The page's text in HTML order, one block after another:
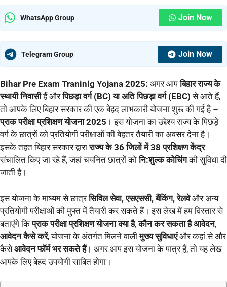
WhatsApp Group Join Now
Telegram Group Join Now
Bihar Pre Exam Traninig Yojana 2025: अगर आपबिहार राज्य के
स्थायी निवासीहैं औरपिछड़ा वर्ग (BC) या अति पिछड़ा वर्ग (EBC) से आते हैं,
तो आपके लिए बिहार सरकार की एक बेहद लाभकारी योजना शुरू की गई है –
प्राक परीक्षा प्रशिक्षण योजना 2025 । इस योजना का उद्देश्य राज्य के पिछड़े
वर्ग के छात्रों को प्रतियोगी परीक्षाओं की बेहतर तैयारी का अवसर देना है।
इसके तहत बिहार सरकार द्वाराराज्य के 36 जिलों में 38 प्रशिक्षण केंद्र
संचालित किए जा रहे हैं, जहां चयनित छात्रों कोनि:शुल्क कोचिंगकी सुविधा दी
जाती है।
इस योजना के माध्यम से छात्रसिविल सेवा, एसएससी, बैंकिंग, रेलवेऔर अन्य
प्रतियोगी परीक्षाओं की मुफ्त में तैयारी कर सकते हैं। इस लेख में हम विस्तार से
बताएंगे किप्राक परीक्षा प्रशिक्षण योजना क्या है,कौन कर सकता है आवेदन,
आवेदन कैसे करें, योजना के अंतर्गत मिलने वालीमुख्य सुविधाएंऔर कहां से और
कैसेआवेदन फॉर्म भर सकते हैं। अगर आप इस योजना के पात्र हैं, तो यह लेख
आपके लिए बेहद उपयोगी साबित होगा।